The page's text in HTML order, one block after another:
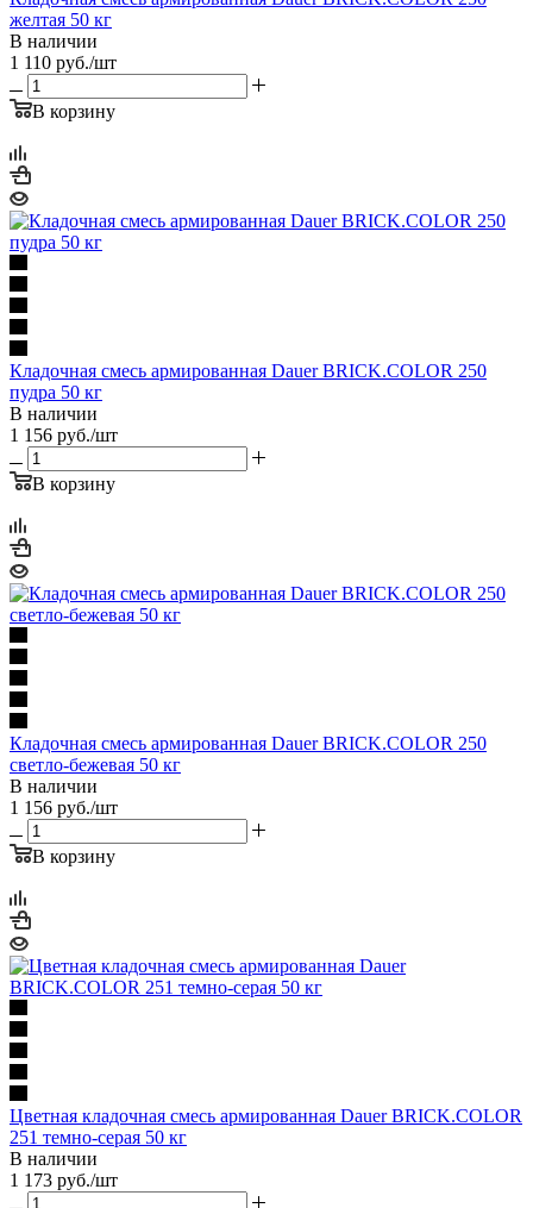
желтая 50 кг
В наличии
1 110 руб./шт
В корзину
Кладочная смесь армированная Dauer BRICK.COLOR 250
пудра 50 кг
В наличии
1 156 руб./шт
В корзину
Кладочная смесь армированная Dauer BRICK.COLOR 250
светло-бежевая 50 кг
В наличии
1 156 руб./шт
В корзину
Цветная кладочная смесь армированная Dauer BRICK.COLOR
251 темно-серая 50 кг
В наличии
1 173 руб./шт